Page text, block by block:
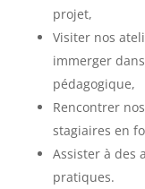
projet,
Visiter nos
immerger
pédagogique,
Rencontrer
stagiaires en
Assister à des
pratiques.